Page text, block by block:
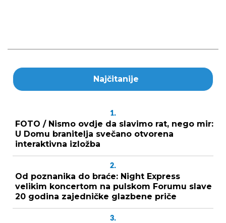
Najčitanije
1.
FOTO / Nismo ovdje da slavimo rat, nego mir:
U Domu branitelja svečano otvorena
interaktivna izložba
2.
Od poznanika do braće: Night Express
velikim koncertom na pulskom Forumu slave
20 godina zajedničke glazbene priče
3.